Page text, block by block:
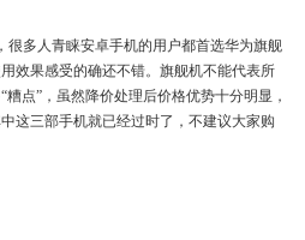
很多人青睐安卓手机的用户都首选华为旗舰
效果感受的确还不错。旗舰机不能代表所
点”，虽然降价处理后价格优势十分明显，
这三部手机就已经过时了，不建议大家购